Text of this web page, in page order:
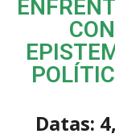
Datas: